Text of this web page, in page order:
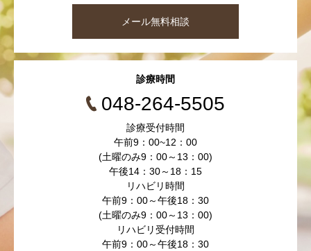
メール無料相談
診療時間
048-264-5505
診療受付時間
午前9：00~12：00
(土曜のみ9：00～13：00)
午後14：30～18：15
リハビリ時間
午前9：00～午後18：30
(土曜のみ9：00～13：00)
リハビリ受付時間
午前9：00～午後18：30